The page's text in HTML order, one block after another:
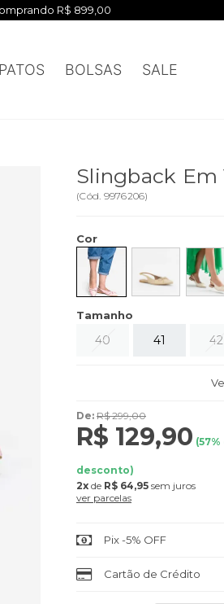
R$ 899,00
BOLSAS SALE
Slingback Em
(Cód. 9976206)
Cor
Tamanho
40 41 42
De: R$ 299,00
R$ 129,90 (57%
desconto)
2x de R$ 64,95 sem juros
ver parcelas
Pix -5% OFF
Cartão de Crédito